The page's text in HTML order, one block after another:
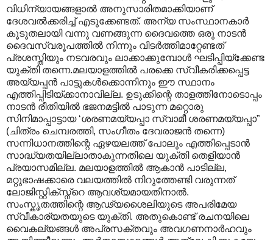
വിധിന്യായങ്ങളാൽ അനുസാരിതമാക്കിയാണ്
ദേശവൽക്കരിച്ച് എടുക്കേണ്ടത്. അന്യ സംസ്ഥാനകാർ
കൂടുതലായി വന്നു വണങ്ങുന്ന ദൈവത്തെ ഒരു നാടൻ
ദൈവസ്വരൂപത്തിൽ നിന്നും വിടർത്തിമാറ്റേണ്ടത്
പ്രശസ്തിയും നടവരവും ലാക്കാക്കുമ്പോൾ ഘടിപ്പിയ്ക്കേണ്ട
യുക്തി തന്നെ.മലയാളത്തിൽ പരക്കെ സ്വീകരിക്കപ്പെട്ട
അയ്യപ്പൻ പാട്ടുകൾക്കൊന്നിനും ഈ സ്ഥാനം
എത്തിപ്പിടിയ്ക്കാനാവില്ല. ഉടുക്കിന്റെ താളത്തിനോടൊപ്പം
നാടൻ രീതിയിൽ ഭജനമട്ടിൽ പാടുന്ന മറ്റൊരു
സിനിമാപ്പാട്ടായ ‘ശരണമയ്യപ്പാ സ്വാമീ ശരണമയ്യപ്പാ”
(ചിത്രം ചെമ്പരത്തി, സംഗീതം ദേവരാജൻ തന്നെ)
സന്നിധാനത്തിന്റെ ഏഴയലത്ത് പോലും എത്തിപ്പെടാൻ
സാദ്ധ്യതയില്ലാതാകുന്നതിലെ യുക്തി തെളിയാൻ
പ്രയാസമില്ല. മലയാളത്തിൽ ആകാൻ പാടില്ല,
മറ്റുഭാഷക്കാരെ വലയത്തിൽ നിറുത്തേണ്ടി വരുന്നത്
ലോജിസ്റ്റിക്സ്ന്റെ ആവശ്യമായതിനാൽ.
സംസ്കൃതത്തിന്റെ ആഢ്യശൈലിയുടെ അപരിമേയ
സ്വീകാര്യതയുടെ യുക്തി. അതുകൊണ്ട് രചനയിലെ
വൈകല്യങ്ങൾ അപ്രസക്തവും അവഗണനാർഹവും